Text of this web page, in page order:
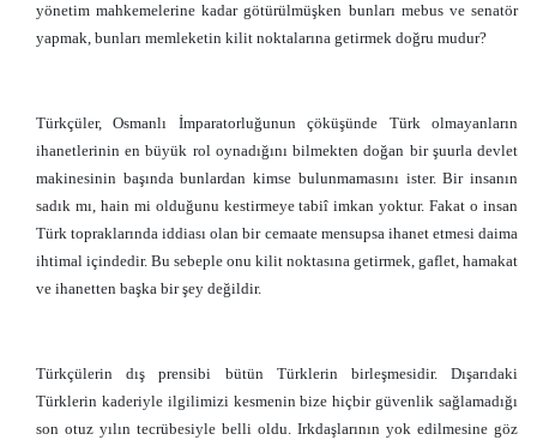
yönetim mahkemelerine kadar götürülmüşken bunları mebus ve senatör
yapmak, bunları memleketin kilit noktalarına getirmek doğru mudur?
Türkçüler, Osmanlı İmparatorluğunun çöküşünde Türk olmayanların
ihanetlerinin en büyük rol oynadığını bilmekten doğan bir şuurla devlet
makinesinin başında bunlardan kimse bulunmamasını ister. Bir insanın
sadık mı, hain mi olduğunu kestirmeye tabiî imkan yoktur. Fakat o insan
Türk topraklarında iddiası olan bir cemaate mensupsa ihanet etmesi daima
ihtimal içindedir. Bu sebeple onu kilit noktasına getirmek, gaflet, hamakat
ve ihanetten başka bir şey değildir.
Türkçülerin dış prensibi bütün Türklerin birleşmesidir. Dışarıdaki
Türklerin kaderiyle ilgilimizi kesmenin bize hiçbir güvenlik sağlamadığı
son otuz yılın tecrübesiyle belli oldu. Irkdaşlarının yok edilmesine göz